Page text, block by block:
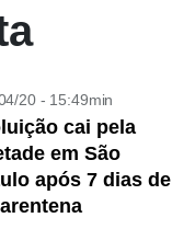
20 - 15:49min
cai pela
em São
após 7 dias de